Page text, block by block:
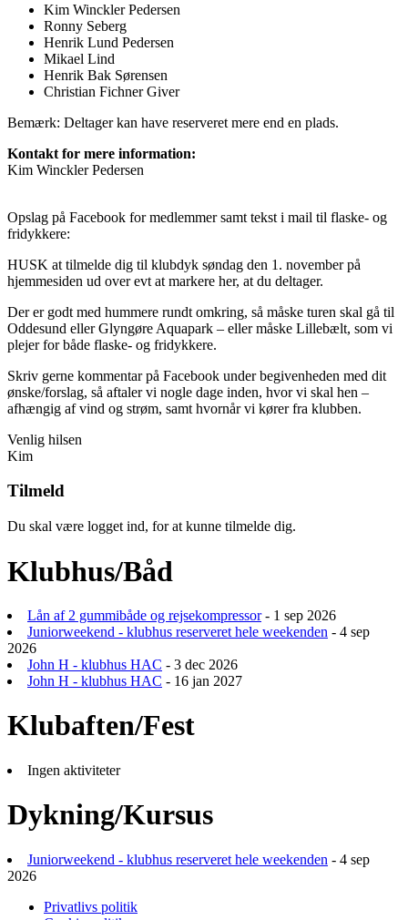
Kim Winckler Pedersen
Ronny Seberg
Henrik Lund Pedersen
Mikael Lind
Henrik Bak Sørensen
Christian Fichner Giver
Bemærk: Deltager kan have reserveret mere end en plads.
Kontakt for mere information:
Kim Winckler Pedersen
Opslag på Facebook for medlemmer samt tekst i mail til flaske- og
fridykkere:
HUSK at tilmelde dig til klubdyk søndag den 1. november på
hjemmesiden ud over evt at markere her, at du deltager.
Der er godt med hummere rundt omkring, så måske turen skal gå til
Oddesund eller Glyngøre Aquapark – eller måske Lillebælt, som vi
plejer for både flaske- og fridykkere.
Skriv gerne kommentar på Facebook under begivenheden med dit
ønske/forslag, så aftaler vi nogle dage inden, hvor vi skal hen –
afhængig af vind og strøm, samt hvornår vi kører fra klubben.
Venlig hilsen
Kim
Tilmeld
Du skal være logget ind, for at kunne tilmelde dig.
Klubhus/Båd
Lån af 2 gummibåde og rejsekompressor- 1 sep 2026
Juniorweekend - klubhus reserveret hele weekenden - 4 sep
2026
John H - klubhus HAC - 3 dec 2026
John H - klubhus HAC - 16 jan 2027
Klubaften/Fest
Ingen aktiviteter
Dykning/Kursus
Juniorweekend - klubhus reserveret hele weekenden - 4 sep
2026
Privatlivs politik